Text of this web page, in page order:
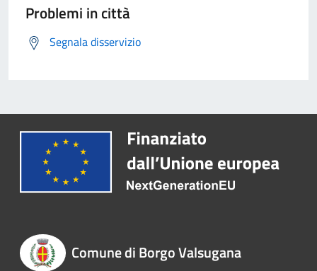
Problemi in città
Segnala disservizio
Comune di Borgo Valsugana